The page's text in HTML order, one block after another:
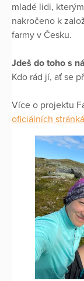
mladé lidi,
nakročeno k
farmy v Česku.
Jdeš do toho s
Kdo rád jí, ať se
Více o projektu
oficiálních